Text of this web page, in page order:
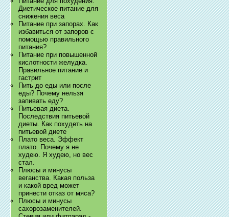
Диетическое питание для
снижения веса
Питание при запорах. Как
избавиться от запоров с
помощью правильного
питания?
Питание при повышенной
кислотности желудка.
Правильное питание и
гастрит
Пить до еды или после
еды? Почему нельзя
запивать еду?
Питьевая диета.
Последствия питьевой
диеты. Как похудеть на
питьевой диете
Плато веса. Эффект
плато. Почему я не
худею. Я худею, но вес
стал.
Плюсы и минусы
веганства. Какая польза
и какой вред может
принести отказ от мяса?
Плюсы и минусы
сахорозаменителей.